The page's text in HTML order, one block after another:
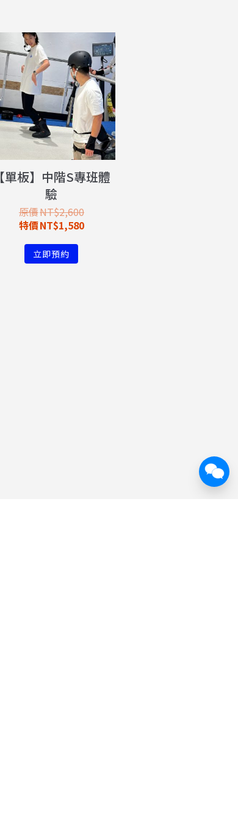
【單板】中階S專班體
驗
NT$2,600
NT$1,580
立即預約